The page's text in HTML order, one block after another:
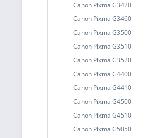
Canon Pixma G3420
Canon Pixma G3460
Canon Pixma G3500
Canon Pixma G3510
Canon Pixma G3520
Canon Pixma G4400
Canon Pixma G4410
Canon Pixma G4500
Canon Pixma G4510
Canon Pixma G5050